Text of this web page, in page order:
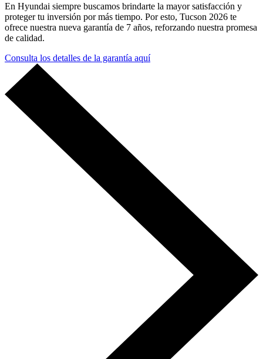
En Hyundai siempre buscamos brindarte la mayor satisfacción y
proteger tu inversión por más tiempo. Por esto, Tucson 2026 te
ofrece nuestra nueva garantía de 7 años, reforzando nuestra promesa
de calidad.
Consulta los detalles de la garantía aquí